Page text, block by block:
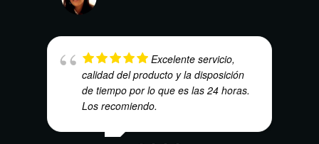
Excelente servicio,
calidad del producto y la disposición
de tiempo por lo que es las 24 horas.
Los recomiendo.